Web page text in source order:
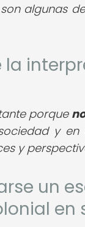
algunas
la
porque
y en
y
un
en